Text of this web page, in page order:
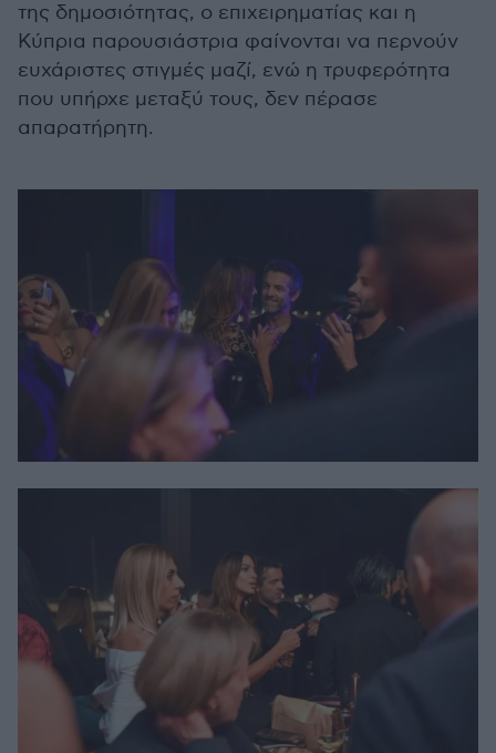
της δημοσιότητας, ο επιχειρηματίας και η
Κύπρια παρουσιάστρια φαίνονται να περνούν
ευχάριστες στιγμές μαζί, ενώ η τρυφερότητα
που υπήρχε μεταξύ τους, δεν πέρασε
απαρατήρητη.